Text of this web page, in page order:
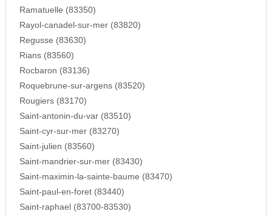
Ramatuelle (83350)
Rayol-canadel-sur-mer (83820)
Regusse (83630)
Rians (83560)
Rocbaron (83136)
Roquebrune-sur-argens (83520)
Rougiers (83170)
Saint-antonin-du-var (83510)
Saint-cyr-sur-mer (83270)
Saint-julien (83560)
Saint-mandrier-sur-mer (83430)
Saint-maximin-la-sainte-baume (83470)
Saint-paul-en-foret (83440)
Saint-raphael (83700-83530)